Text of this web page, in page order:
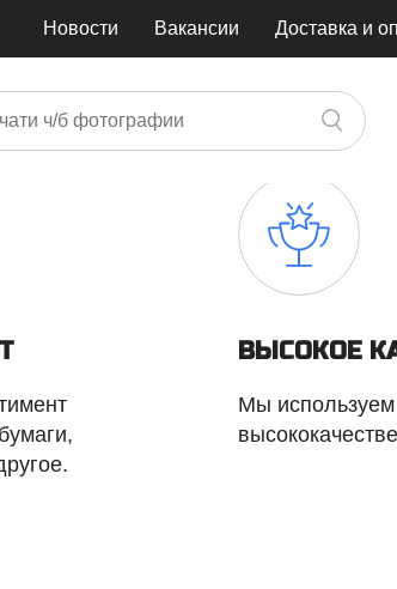
Новости Вакансии Доставка и
ВЫСОКОЕ
Мы